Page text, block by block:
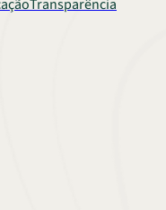
Transparência